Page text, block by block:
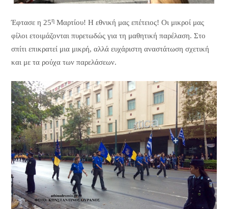
Έφτασε η 25ηΜαρτίου! Η εθνική μας επέτειος! Οι μικροί μας
φίλοι ετοιμάζονται πυρετωδώς για τη μαθητική παρέλαση. Στο
σπίτι επικρατεί μια μικρή, αλλά ευχάριστη αναστάτωση σχετική
και με τα ρούχα των παρελάσεων.